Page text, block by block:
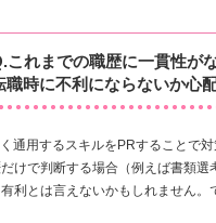
これまでの職歴に一貫性が
職時に不利にならないか心配
通用するスキルをPRすることで
けで判断する場合（例えば書類選
利とは言えないかもしれません。